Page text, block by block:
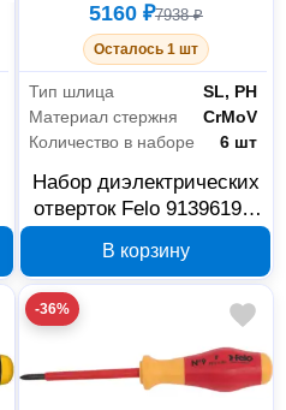
5160 ₽7938 ₽
Осталось 1 шт
Тип шлица
SL, PH
Материал стержня
CrMoV
Количество в наборе
6 шт
Набор диэлектрических
отверток Felo 91396198,
В корзину
-36%